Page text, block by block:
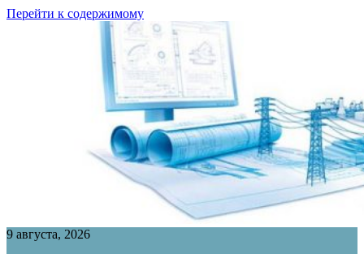
Перейти к содержимому
9 августа, 2026